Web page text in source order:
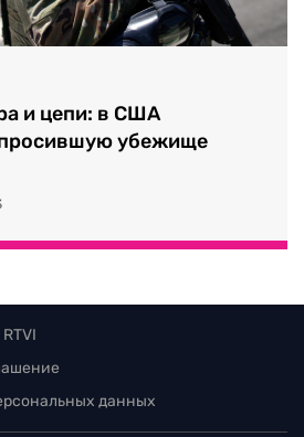
и цепи: в США
убежище
данных